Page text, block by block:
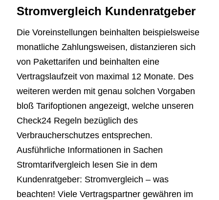
Stromvergleich Kundenratgeber
Die Voreinstellungen beinhalten beispielsweise
monatliche Zahlungsweisen, distanzieren sich
von Pakettarifen und beinhalten eine
Vertragslaufzeit von maximal 12 Monate. Des
weiteren werden mit genau solchen Vorgaben
bloß Tarifoptionen angezeigt, welche unseren
Check24 Regeln bezüglich des
Verbraucherschutzes entsprechen.
Ausführliche Informationen in Sachen
Stromtarifvergleich lesen Sie in dem
Kundenratgeber: Stromvergleich – was
beachten! Viele Vertragspartner gewähren im